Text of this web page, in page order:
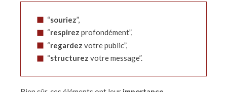
“souriez”,
“respirez profondément”,
“regardez votre public”,
“structurez votre message”.